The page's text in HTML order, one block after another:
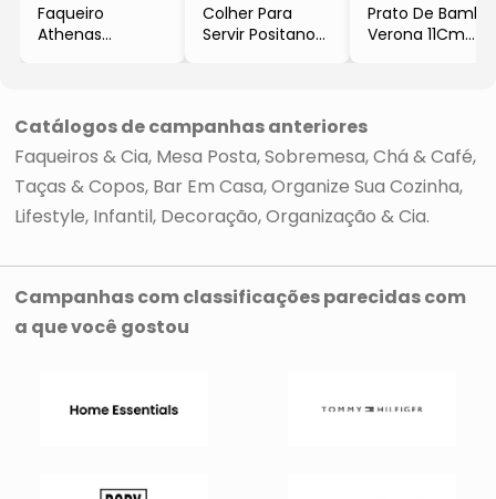
Faqueiro
Athenas
Colher Para
Servir Positano
Prato De Bambu
Verona 11Cm
Catálogos de campanhas anteriores
Faqueiros & Cia Mesa Posta Sobremesa Chá & Café
Taças & Copos Bar Em Casa Organize Sua Cozinha
Lifestyle Infantil Decoração Organização & Cia
Campanhas com classificações parecidas com
a que você gostou